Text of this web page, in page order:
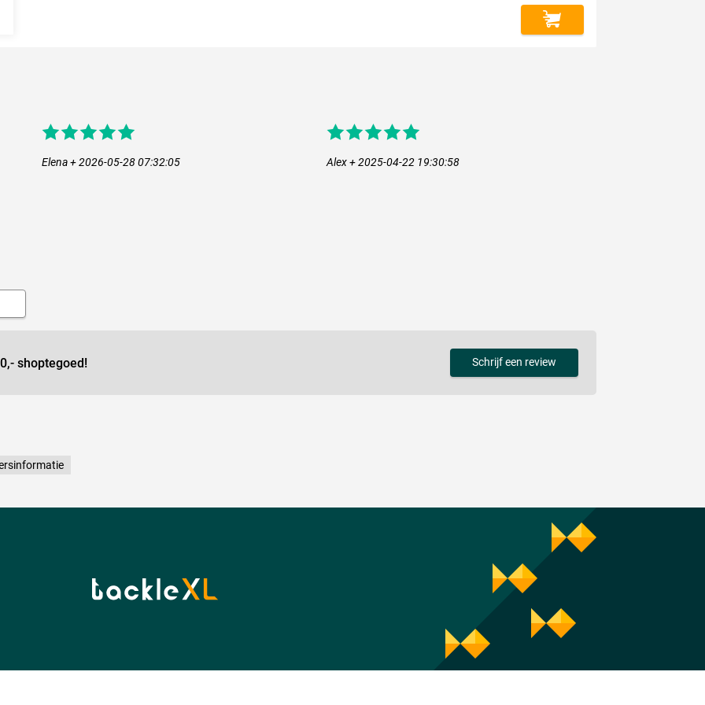
230m
Elena + 2026-05-28 07:32:05 Alex + 2025-04-22 19:30:58
shoptegoed! Schrijf een review